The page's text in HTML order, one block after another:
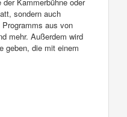
sondern auch
aus von
mehr. Außerdem wird
geben, die mit einem